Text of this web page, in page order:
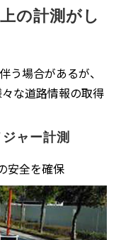
の計測がし
う場合があるが、
な道路情報の取得
ャー計測
安全を確保